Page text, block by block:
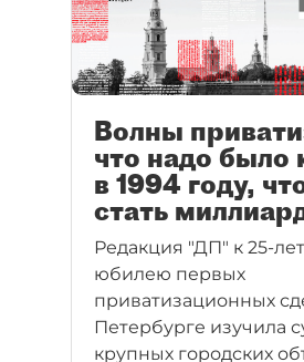
Волны
что надо было
в 1994 году,
стать
Редакция "ДП" к 25-
юбилею первых
приватизационных
Петербурге изучила
крупных городских